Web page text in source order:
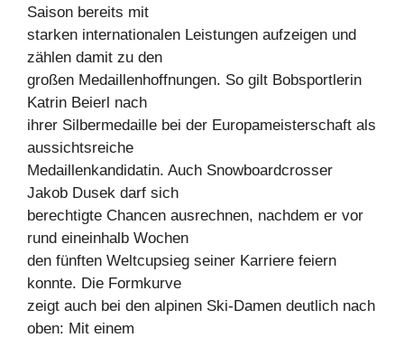
Saison bereits mit
starken internationalen Leistungen aufzeigen und
zählen damit zu den
großen Medaillenhoffnungen. So gilt Bobsportlerin
Katrin Beierl nach
ihrer Silbermedaille bei der Europameisterschaft als
aussichtsreiche
Medaillenkandidatin. Auch Snowboardcrosser
Jakob Dusek darf sich
berechtigte Chancen ausrechnen, nachdem er vor
rund eineinhalb Wochen
den fünften Weltcupsieg seiner Karriere feiern
konnte. Die Formkurve
zeigt auch bei den alpinen Ski-Damen deutlich nach
oben: Mit einem